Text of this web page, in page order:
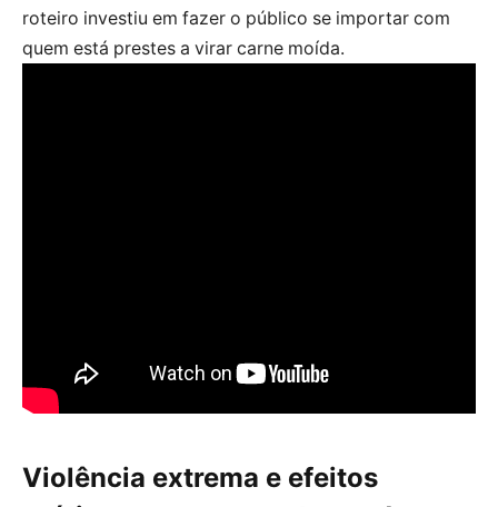
roteiro investiu em fazer o público se importar com
quem está prestes a virar carne moída.
Violência extrema e efeitos